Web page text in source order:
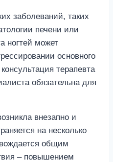
заболеваний, таких
печени или
ногтей может
основного
терапевта
обязательна для
внезапно и
на несколько
общим
– повышением